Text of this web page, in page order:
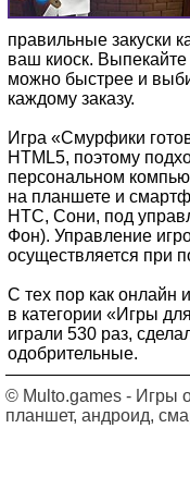
правильные закуски
ваш киоск.
можно быстрее и
каждому заказу.
Игра «Смурфики
HTML5, поэтому
персональном
на планшете и
HTC, Сони, под
Фон). Управление
осуществляется при
С тех пор как онлайн
в категории «Игры
играли 530 раз,
одобрительные.
© Multo.games - Игры
планшет, андроид,